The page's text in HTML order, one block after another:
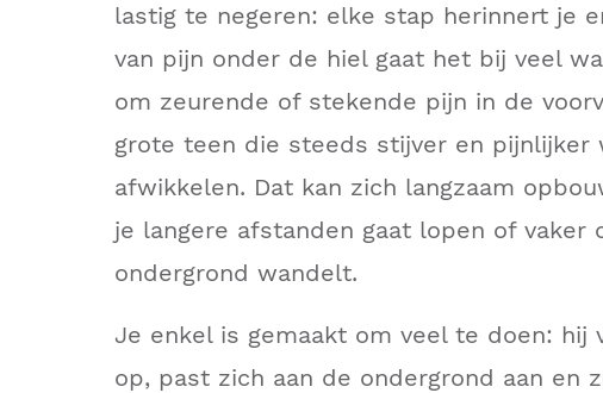
lastig te negeren: elke stap herinnert je
van pijn onder de hiel gaat het bij veel
om zeurende of stekende pijn in de
grote teen die steeds stijver en pijnlijker
afwikkelen. Dat kan zich langzaam
je langere afstanden gaat lopen of vaker
ondergrond wandelt.
Je enkel is gemaakt om veel te doen: hij
op, past zich aan de ondergrond aan en